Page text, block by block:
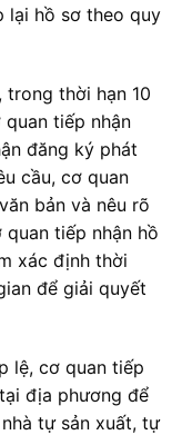
lại hồ sơ theo quy
thời hạn 10
tiếp nhận
đăng ký phát
cầu, cơ quan
bản và nêu rõ
tiếp nhận hồ
xác định thời
để giải quyết
lệ, cơ quan tiếp
địa phương để
tự sản xuất, tự